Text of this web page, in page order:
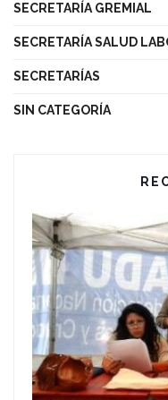
SECRETARÍA GREMIAL
SECRETARÍA SALUD
SECRETARÍAS
SIN CATEGORÍA